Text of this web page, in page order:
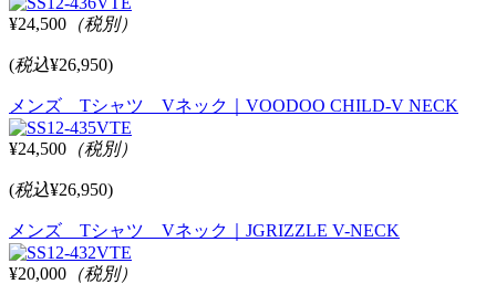
¥24,500 （税別）
(税込¥26,950)
メンズ Tシャツ Vネック｜VOODOO CHILD-V NECK
¥24,500 （税別）
(税込¥26,950)
メンズ Tシャツ Vネック｜JGRIZZLE V-NECK
¥20,000 （税別）